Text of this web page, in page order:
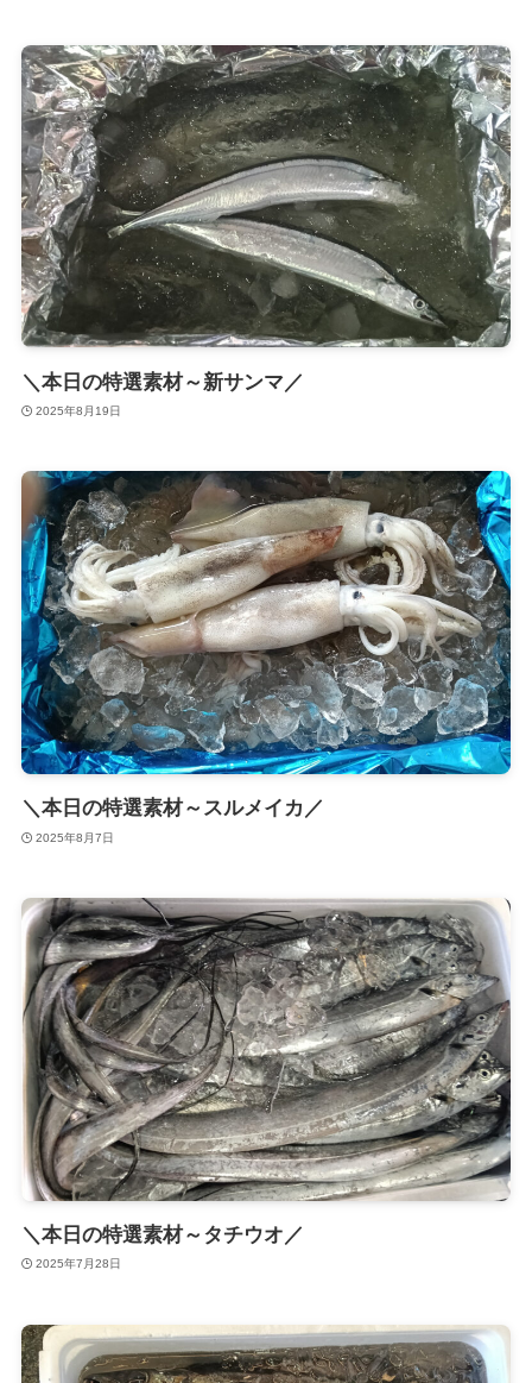
＼本日の特選素材～新サンマ／
2025年8月19日
＼本日の特選素材～スルメイカ／
2025年8月7日
＼本日の特選素材～タチウオ／
2025年7月28日